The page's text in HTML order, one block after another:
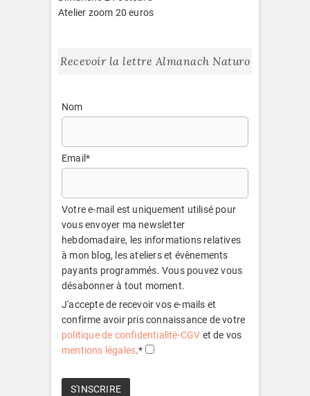
Atelier zoom 20 euros
Recevoir la lettre Almanach Naturo
Nom
Email*
Votre e-mail est uniquement utilisé pour
vous envoyer ma newsletter
hebdomadaire, les informations relatives
à mon blog, les ateliers et évènements
payants programmés. Vous pouvez vous
désabonner à tout moment.
J'accepte de recevoir vos e-mails et
confirme avoir pris connaissance de votre
politique de confidentialité-CGV et de vos
mentions légales.*